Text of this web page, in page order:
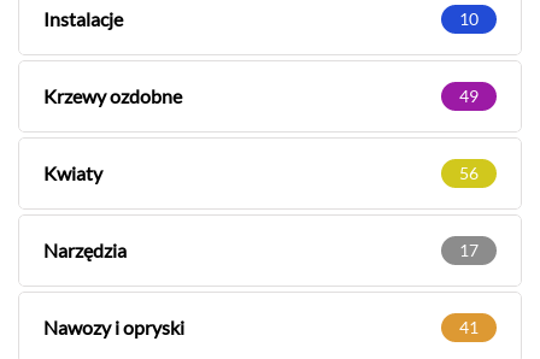
Instalacje 10
Krzewy ozdobne 49
Kwiaty 56
Narzędzia 17
Nawozy i opryski 41